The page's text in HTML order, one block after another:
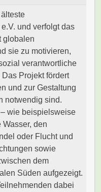
und verfolgt das
globalen
sie zu motivieren,
verantwortliche
Projekt fördert
und zur Gestaltung
notwendig sind.
wie beispielsweise
den
oder Flucht und
sowie
dem
Süden aufgezeigt.
dabei